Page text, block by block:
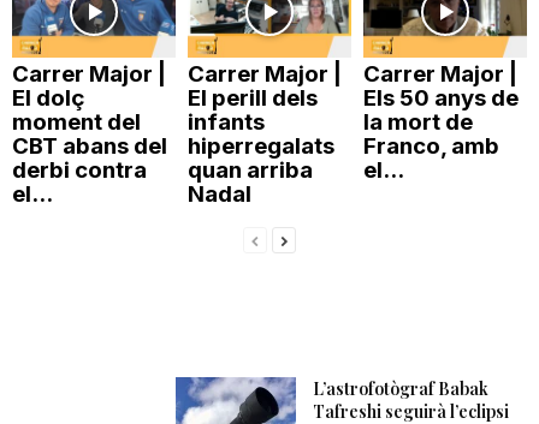
Carrer Major |
El dolç
moment del
CBT abans del
derbi contra
el...
Carrer Major |
El perill dels
infants
hiperregalats
quan arriba
Nadal
Carrer Major |
Els 50 anys de
la mort de
Franco, amb
el...